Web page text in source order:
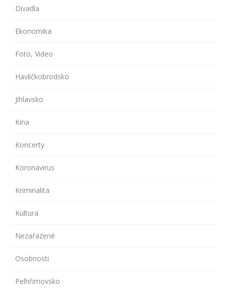
Divadla
Ekonomika
Foto, Video
Havlíčkobrodsko
Jihlavsko
Kina
Koncerty
Koronavirus
Kriminalita
Kultura
Nezařazené
Osobnosti
Pelhřimovsko